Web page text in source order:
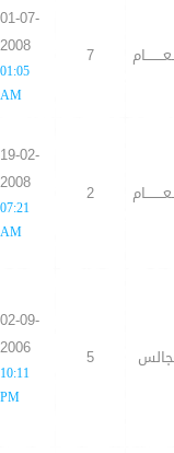
7
01-07-
2008
01:05
AM
2
19-02-
2008
07:21
AM
5
02-09-
2006
10:11
PM